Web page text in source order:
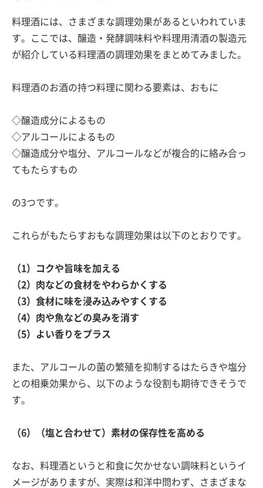
料理酒には、さまざまな調理効果があるといわれていま
す。ここでは、醸造・発酵調味料や料理用清酒の製造元
が紹介している料理酒の調理効果をまとめてみました。
料理酒のお酒の持つ料理に関わる要素は、おもに
◇醸造成分によるもの
◇アルコールによるもの
◇醸造成分や塩分、アルコールなどが複合的に絡み合っ
てもたらすもの
の3つです。
これらがもたらすおもな調理効果は以下のとおりです。
（1）コクや旨味を加える
（2）肉などの食材をやわらかくする
（3）食材に味を浸み込みやすくする
（4）肉や魚などの臭みを消す
（5）よい香りをプラス
また、アルコールの菌の繁殖を抑制するはたらきや塩分
との相乗効果から、以下のような役割も期待できそうで
す。
（6）（塩と合わせて）素材の保存性を高める
なお、料理酒というと和食に欠かせない調味料というイ
メージがありますが、実際は和洋中問わず、さまざまな